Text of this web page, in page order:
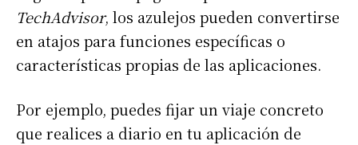
TechAdvisor, los azulejos pueden convertirse
en atajos para funciones específicas o
características propias de las aplicaciones.
Por ejemplo, puedes fijar un viaje concreto
que realices a diario en tu aplicación de